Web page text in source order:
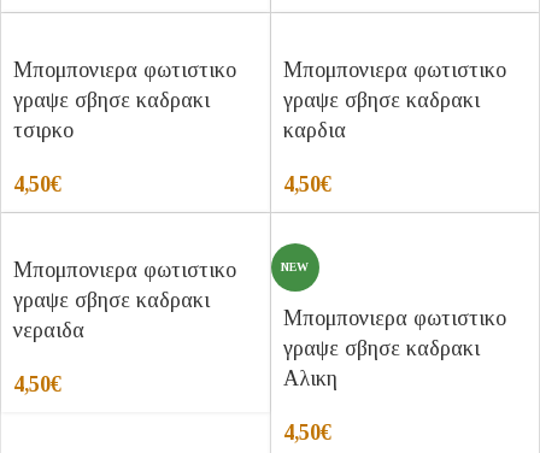
Μπομπονιερα φωτιστικο
γραψε σβησε καδρακι
τσιρκο
4,50€
Μπομπονιερα φωτιστικο
γραψε σβησε καδρακι
καρδια
4,50€
Μπομπονιερα φωτιστικο
γραψε σβησε καδρακι
νεραιδα
4,50€
NEW
Μπομπονιερα φωτιστικο
γραψε σβησε καδρακι
Αλικη
4,50€